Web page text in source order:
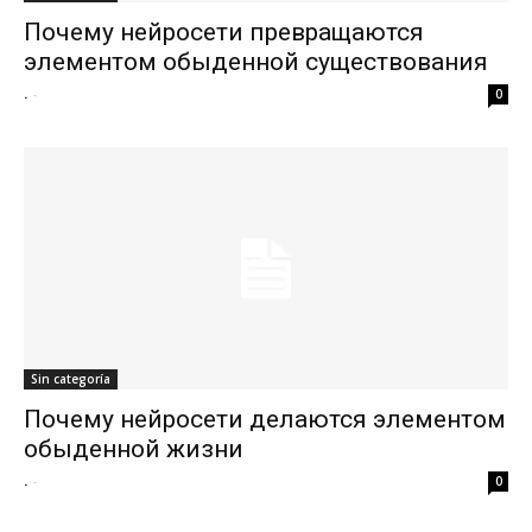
Почему нейросети превращаются
элементом обыденной существования
. - 0
Sin categoría
Почему нейросети делаются элементом
обыденной жизни
. - 0